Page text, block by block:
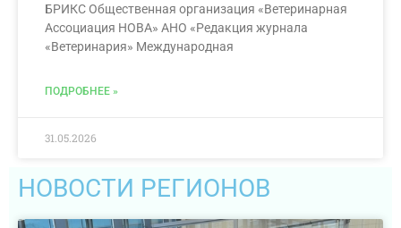
БРИКС Общественная организация «Ветеринарная
Ассоциация НОВА» АНО «Редакция журнала
«Ветеринария» Международная
ПОДРОБНЕЕ »
31.05.2026
НОВОСТИ РЕГИОНОВ